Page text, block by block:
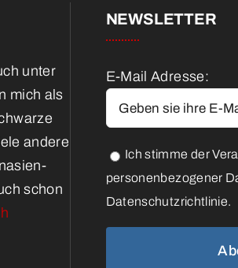
unter
mich als
andere
schon
NEWSLETTER
E-Mail Adresse:
Ich stimme der
personenbezogener
Datenschutzrichtlinie.